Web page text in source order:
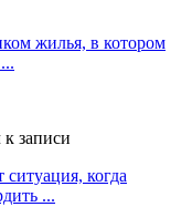
жилья, в котором
записи
ситуация, когда
...